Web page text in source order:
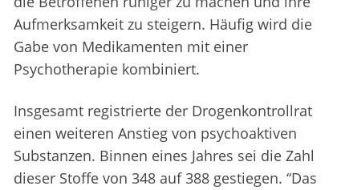
Aufmerksamkeit zu steigern. Häufig wird die
Gabe von Medikamenten mit einer
Psychotherapie kombiniert.
Insgesamt registrierte der Drogenkontrollrat
einen weiteren Anstieg von psychoaktiven
Substanzen. Binnen eines Jahres sei die Zahl
dieser Stoffe von 348 auf 388 gestiegen. “Das